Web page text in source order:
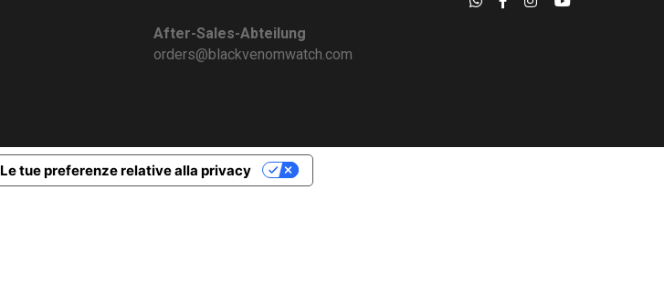
After-Sales-Abteilung
orders@blackvenomwatch.com
Le tue preferenze relative alla privacy